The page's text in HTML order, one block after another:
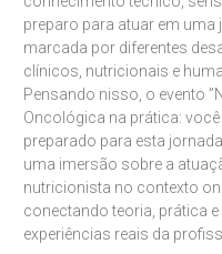
preparo para atuar em uma
marcada por diferentes
clínicos, nutricionais e
Pensando nisso, o evento
Oncológica na prática: você
preparado para esta
uma imersão sobre a
nutricionista no contexto
conectando teoria, prática e
experiências reais da